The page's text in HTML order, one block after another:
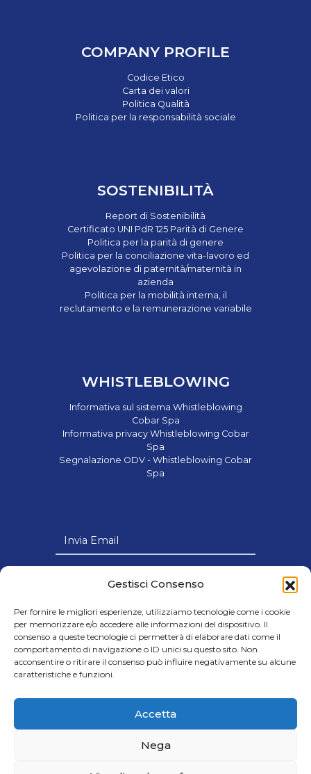
Gestisci Consenso
Per fornire le migliori esperienze, utilizziamo tecnologie come i cookie
per memorizzare e/o accedere alle informazioni del dispositivo. Il
consenso a queste tecnologie ci permetterà di elaborare dati come il
comportamento di navigazione o ID unici su questo sito. Non
acconsentire o ritirare il consenso può influire negativamente su alcune
caratteristiche e funzioni.
Accetta
Nega
COMPANY PROFILE
Codice Etico
Carta dei valori
Politica Qualità
Politica per la responsabilità sociale
SOSTENIBILITÀ
Report di Sostenibilità
Certificato UNI PdR 125 Parità di Genere
Politica per la parità di genere
Politica per la conciliazione vita-lavoro ed
agevolazione di paternità/maternità in
azienda
Politica per la mobilità interna, il
reclutamento e la remunerazione variabile
WHISTLEBLOWING
Informativa sul sistema Whistleblowing
Cobar Spa
Informativa privacy Whistleblowing Cobar
Spa
Segnalazione ODV - Whistleblowing Cobar
Spa
Invia Email
Link Utili
© 2024 Cobar s.p.a - Società con Socio
Unico soggetta all’attività di Direzione e
C.F. e P.IVA IT06605700720